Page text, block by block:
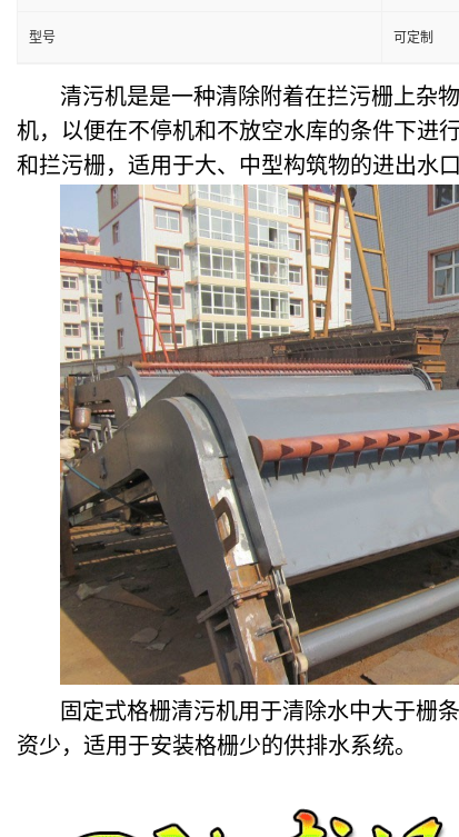
型号 可定制
清污机是是一种清除附着在拦污栅上杂
机，以便在不停机和不放空水库的条件下进
和拦污栅，适用于大、中型构筑物的进出水
固定式格栅清污机用于清除水中大于栅
资少，适用于安装格栅少的供排水系统。